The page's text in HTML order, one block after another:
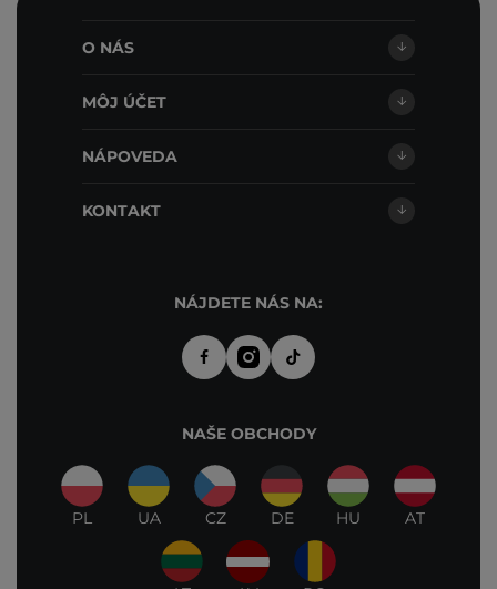
O NÁS
MÔJ ÚČET
NÁPOVEDA
KONTAKT
NÁJDETE NÁS NA:
NAŠE OBCHODY
PL UA CZ DE HU AT